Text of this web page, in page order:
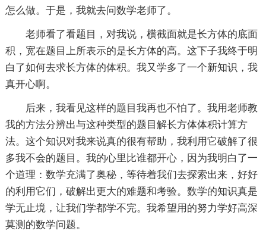
怎么做。于是，我就去问数学老师了。
老师看了看题目，对我说，横截面就是长方体的底面
积，宽在题目上所表示的是长方体的高。这下子我终于明
白了如何去求长方体的体积。我又学多了一个新知识，我
真开心啊。
后来，我看见这样的题目我再也不怕了。我用老师教
我的方法分辨出与这种类型的题目解长方体体积计算方
法。这个知识对我来说真的很有帮助，我利用它破解了很
多我不会的题目。我的心里比谁都开心，因为我明白了一
个道理：数学充满了奥秘，等待着我们去探索出来，好好
的利用它们，破解出更大的难题和考验。数学的知识真是
学无止境，让我们学都学不完。我希望用的努力学好高深
莫测的数学问题。